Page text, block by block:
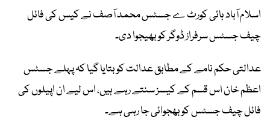
اسلام آباد ہائی کورٹ ے جسٹس محمد آصف نے کیس کی فائل
چیف جسٹس سرفراز ڈوگر کو بھیجوا دی۔
عدالتی حکم نامے کے مطابق عدالت کو بتایا گیا کہ پہلے جسٹس
اعظم خان اس قسم کے کیسز سنتے رہے ہیں، اس لیے ان اپیلوں کی
فائل چیف جسٹس کو بھجوائی جا رہی ہے۔